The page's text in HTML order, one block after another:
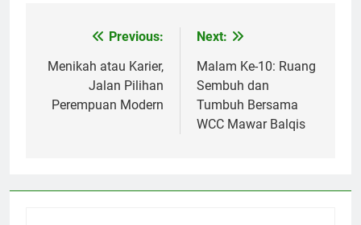
Navigasi
pos
Previous:
Menikah atau Karier,
Jalan Pilihan
Perempuan Modern
Next:
Malam Ke-10: Ruang
Sembuh dan
Tumbuh Bersama
WCC Mawar Balqis